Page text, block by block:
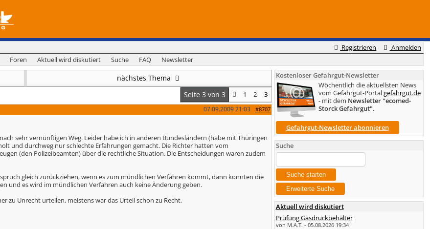
Registrieren Anmelden
Foren
Aktuell wird diskutiert Suche FAQ Newsletter
nächstes Thema
Seite 3 von 3 1 2
3
#8707
07.09.2009 21:03
sehr vernünftigen Weg. Leider habe ich in anderen Bundesländern (habe mit Thüringen
und durchweg nur schlechte Erfahrungen gemacht. Die Richter hatten vom
(den Polizeibeamten) über die rechtliche Situation. Die Entscheidungen waren zudem
gleich zurückziehen, wenn es zum mündlichen Verfahren kommt, dann konnten die
und es wird im mündlichen Verfahren auch keine Änderung geben.
zu Unrecht urteilen, meistens war das Urteil schon zu Recht.
Kostenloser Gefahrgut-Newsletter
Wöchentlich die aktuellsten News
vom Gefahrgut-Portalgefahrgut.de
- mit dem Newsletter "ecomed-
Storck Gefahrgut".
Gefahrgut-Newsletter abonnieren
Suche
Aktuell wird diskutiert
Prüfung Gasdruckbehälter
von M.A.T. - 05.08.2026 19:34